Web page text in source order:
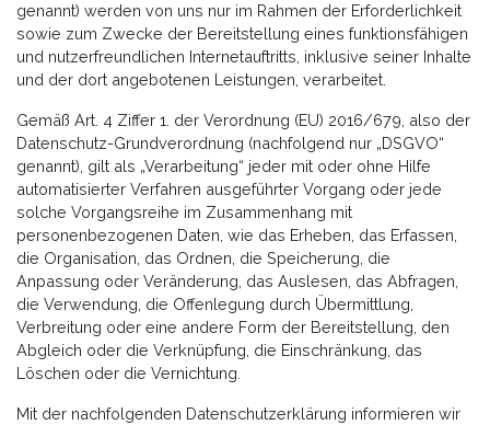
genannt) werden von uns nur im Rahmen der Erforderlichkeit
sowie zum Zwecke der Bereitstellung eines funktionsfähigen
und nutzerfreundlichen Internetauftritts, inklusive seiner Inhalte
und der dort angebotenen Leistungen, verarbeitet.
Gemäß Art. 4 Ziffer 1. der Verordnung (EU) 2016/679, also der
Datenschutz-Grundverordnung (nachfolgend nur „DSGVO“
genannt), gilt als „Verarbeitung“ jeder mit oder ohne Hilfe
automatisierter Verfahren ausgeführter Vorgang oder jede
solche Vorgangsreihe im Zusammenhang mit
personenbezogenen Daten, wie das Erheben, das Erfassen,
die Organisation, das Ordnen, die Speicherung, die
Anpassung oder Veränderung, das Auslesen, das Abfragen,
die Verwendung, die Offenlegung durch Übermittlung,
Verbreitung oder eine andere Form der Bereitstellung, den
Abgleich oder die Verknüpfung, die Einschränkung, das
Löschen oder die Vernichtung.
Mit der nachfolgenden Datenschutzerklärung informieren wir